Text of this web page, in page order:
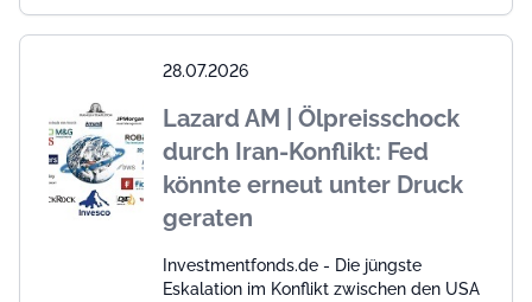
28.07.2026
Lazard AM | Ölpreisschock
durch Iran-Konflikt: Fed
könnte erneut unter Druck
geraten
Investmentfonds.de - Die jüngste
Eskalation im Konflikt zwischen den USA